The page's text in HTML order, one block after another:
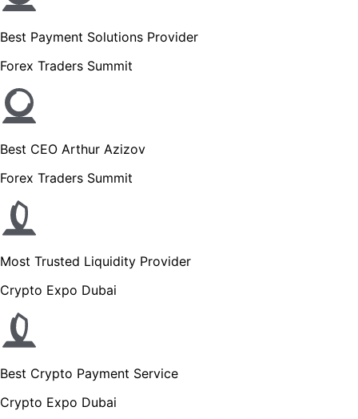
Best Payment Solutions Provider
Forex Traders Summit
Best CEO Arthur Azizov
Forex Traders Summit
Most Trusted Liquidity Provider
Crypto Expo Dubai
Best Crypto Payment Service
Crypto Expo Dubai